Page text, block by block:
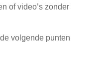
of video’s zonder
volgende punten